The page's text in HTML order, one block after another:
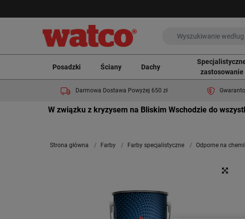
Posadzki Ściany Dachy
zastosowanie
Darmowa Dostawa Powyżej 650 zł
W związku z kryzysem na Bliskim Wschodzie do
Strona główna Farby Farby specjalistyczne Odporne na